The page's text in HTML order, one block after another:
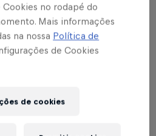
Sub-20, o Red Bull
(CPD), em Atibaia-
no rodapé do
Mais informações
na nossa Política de
de Cookies
de cookies